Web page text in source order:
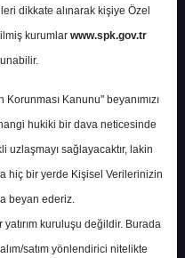
328.50 ₺
%0.00
0
dikkate alınarak kişiye Özel
kurumlar www.spk.gov.tr
Kanunu" beyanımızı
hukiki bir dava neticesinde
sağlayacaktır, lakin
hiç bir yerde Kişisel Verilerinizin
beyan ederiz.
kuruluşu değildir. Burada
satım yönlendirici nitelikte